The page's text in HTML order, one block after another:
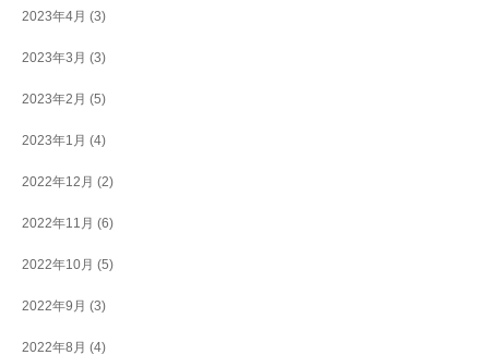
2023年4月 (3)
2023年3月 (3)
2023年2月 (5)
2023年1月 (4)
2022年12月 (2)
2022年11月 (6)
2022年10月 (5)
2022年9月 (3)
2022年8月 (4)